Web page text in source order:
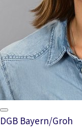
DGB Bayern/Groh